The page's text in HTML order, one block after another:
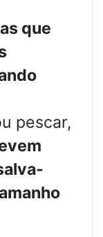
que
pescar,